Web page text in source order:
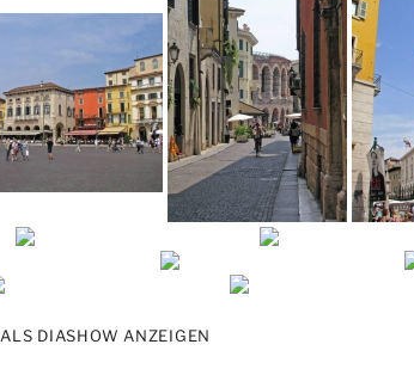
ALS DIASHOW ANZEIGEN